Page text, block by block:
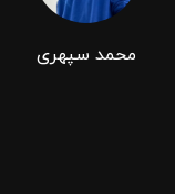
محمد سپهری